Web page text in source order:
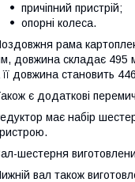
причіпний пристрій;
опорні колеса.
рама
довжина складає 495
її довжина становить
є додаткові
має набір
шестерня
вал також